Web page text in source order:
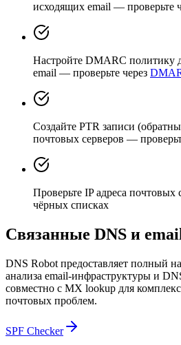
исходящих email — проверьте
Настройте DMARC политику
email — проверьте через
Создайте PTR записи
почтовых серверов —
Проверьте IP адреса почтовых
чёрных списках
Связанные DNS и
DNS Robot предоставляет полный
анализа email-инфраструктуры и
совместно с MX lookup для
почтовых проблем.
SPF Checker